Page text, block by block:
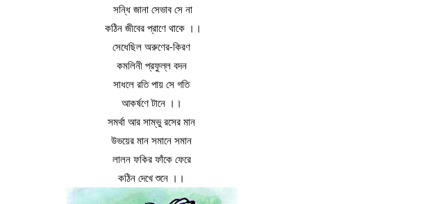
সন্ধি জানা সেভাব সে না
কঠিন জীবের প্রাণে থাকে ।।
সেধেছিল অরুণের-কিরণ
কমলিনী প্রফুল্ল বদন
সাধলে রতি পায় সে গতি
আকর্ষণে টানে ।।
সমর্থা আর সাম্ভু রসের মান
উভয়ের মান সমানে সমান
লালন ফকির ফাঁকে ফেরে
কঠিন দেখে শুনে ।।